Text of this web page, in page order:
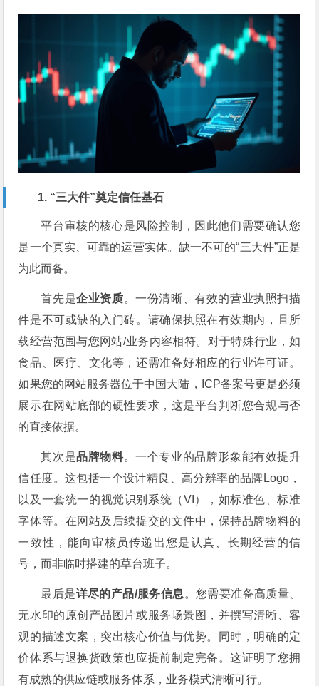
1. “三大件”奠定信任基石
平台审核的核心是风险控制，因此他们需要确认您
是一个真实、可靠的运营实体。缺一不可的“三大件”正是
为此而备。
首先是企业资质。一份清晰、有效的营业执照扫描
件是不可或缺的入门砖。请确保执照在有效期内，且所
载经营范围与您网站/业务内容相符。对于特殊行业，如
食品、医疗、文化等，还需准备好相应的行业许可证。
如果您的网站服务器位于中国大陆，ICP备案号更是必须
展示在网站底部的硬性要求，这是平台判断您合规与否
的直接依据。
其次是品牌物料。一个专业的品牌形象能有效提升
信任度。这包括一个设计精良、高分辨率的品牌Logo，
以及一套统一的视觉识别系统（VI），如标准色、标准
字体等。在网站及后续提交的文件中，保持品牌物料的
一致性，能向审核员传递出您是认真、长期经营的信
号，而非临时搭建的草台班子。
最后是详尽的产品/服务信息 。您需要准备高质量、
无水印的原创产品图片或服务场景图，并撰写清晰、客
观的描述文案，突出核心价值与优势。同时，明确的定
价体系与退换货政策也应提前制定完备。这证明了您拥
有成熟的供应链或服务体系，业务模式清晰可行。